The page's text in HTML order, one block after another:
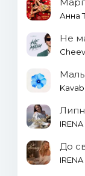
Анна
Не
Cheev
IRENA
До
IRENA